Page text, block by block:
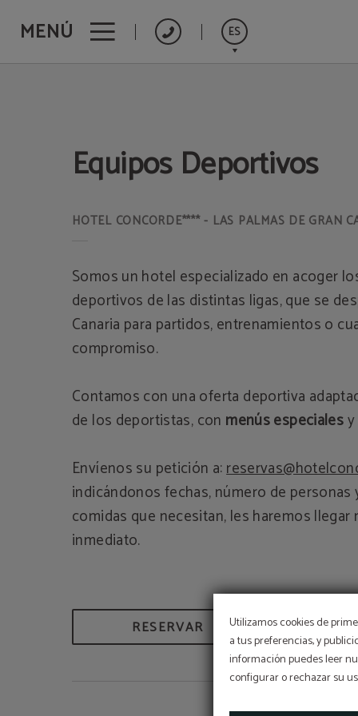
Utilizamos cookies de
a tus preferencias, y
información puedes leer
configurar o rechazar su
MENÚ ES
Equipos Deportivos del Hotel Concorde**** - Las Palmas de Gran Canaria en
Equipos Deportivos
Somos un hotel especializado en acoger
deportivos de las distintas ligas, que se
Canaria para partidos, entrenamientos o
compromiso.
Contamos con una oferta deportiva
de los deportistas, con menús especiales
Envíenos su petición a:
indicándonos fechas, número de personas
comidas que necesitan, les haremos
inmediato.
RESERVAR